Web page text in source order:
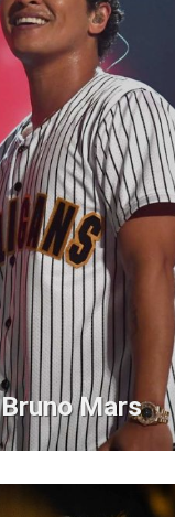
Bruno Mars